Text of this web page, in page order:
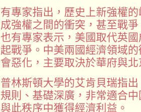
有專家指出，歷史上新強權
成強權之間的衝突，甚至戰
也有專家表示，美國取代英
起戰爭。中美兩國經濟領域
會惡化，主要取決於華府與
普林斯頓大學的艾肯貝瑞指
規則、基礎深廣，非常適合
與此秩序中獲得經濟利益。